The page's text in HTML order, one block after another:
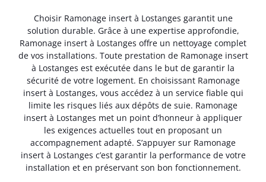
Choisir Ramonage insert à Lostanges garantit une
solution durable. Grâce à une expertise approfondie,
Ramonage insert à Lostanges offre un nettoyage complet
de vos installations. Toute prestation de Ramonage insert
à Lostanges est exécutée dans le but de garantir la
sécurité de votre logement. En choisissant Ramonage
insert à Lostanges, vous accédez à un service fiable qui
limite les risques liés aux dépôts de suie. Ramonage
insert à Lostanges met un point d’honneur à appliquer
les exigences actuelles tout en proposant un
accompagnement adapté. S’appuyer sur Ramonage
insert à Lostanges c’est garantir la performance de votre
installation et en préservant son bon fonctionnement.